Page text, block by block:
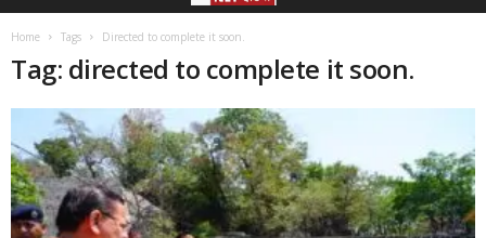
Home Tags Directed to complete it soon.
Tag: directed to complete it soon.